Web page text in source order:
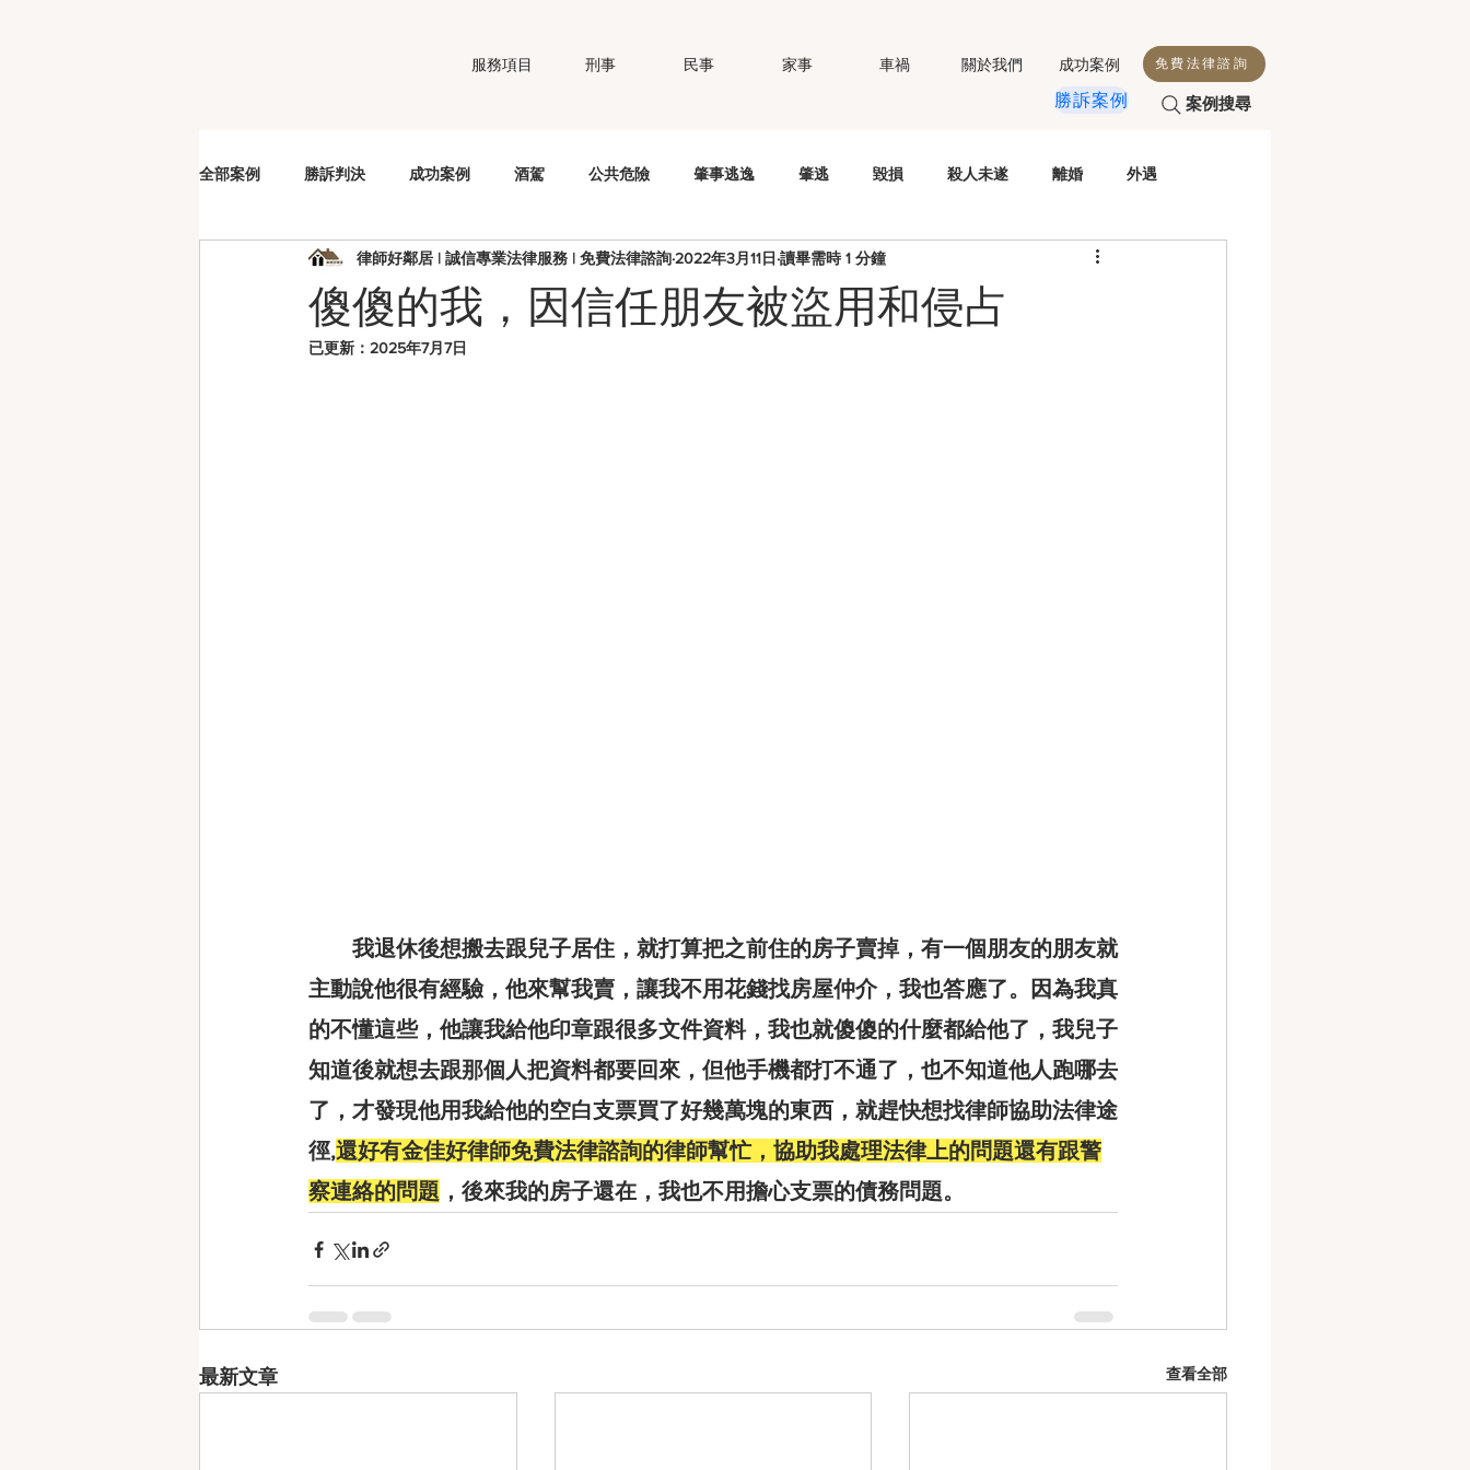
服務項目 刑事 民事 家事 車禍 關於我們 成功案例
勝訴案例
免費法律諮詢
案例搜尋
全部案例 勝訴判決 成功案例 酒駕 公共危險 肇事逃逸 肇逃 毀損 殺人未遂 離婚 外遇
車手 詐欺 洗錢 竊盜 妨害秘密 公然侮辱 個資法 侵害配偶權
妨害性自主 夫妻剩餘財產分配
傻傻的我，因信任朋友被盜用和侵占
律師好鄰居 | 誠信專業法律服務 | 免費法律諮詢2022年3月11日 讀畢需時 1 分鐘
已更新： 2025年7月7日
我退休後想搬去跟兒子居住，就打算把之前住的房子賣掉，有一個朋友的朋友就
主動說他很有經驗，他來幫我賣，讓我不用花錢找房屋仲介，我也答應了。因為我真
的不懂這些，他讓我給他印章跟很多文件資料，我也就傻傻的什麼都給他了，我兒子
知道後就想去跟那個人把資料都要回來，但他手機都打不通了，也不知道他人跑哪去
了，才發現他用我給他的空白支票買了好幾萬塊的東西，就趕快想找律師協助法律途
徑,還好有金佳好律師免費法律諮詢的律師幫忙，協助我處理法律上的問題還有跟警
察連絡的問題 ，後來我的房子還在，我也不用擔心支票的債務問題。
最新文章 查看全部